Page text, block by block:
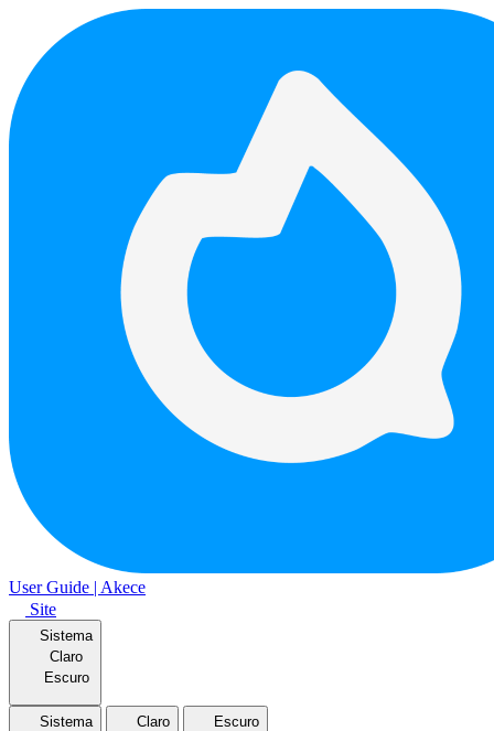
User Guide | Akece
Site
Sistema
Claro
Escuro
Sistema Claro Escuro